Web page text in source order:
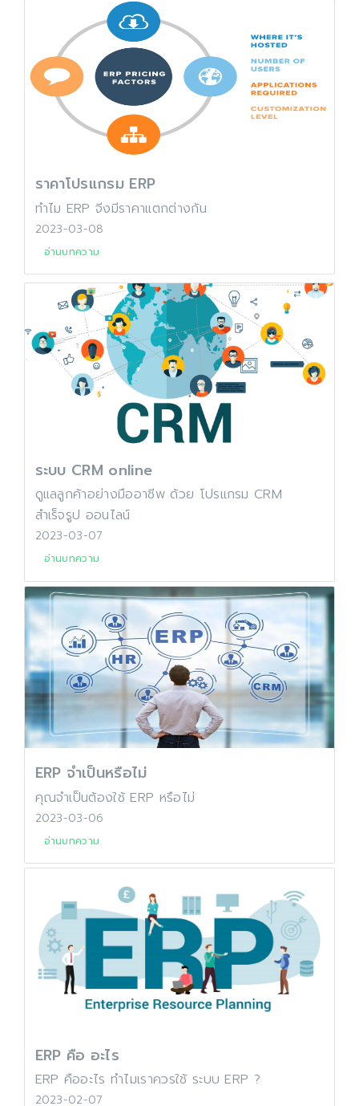
ราคาโปรแกรม ERP
ทำไม ERP จีงมีราคาแตกต่างกัน
2023-03-08
อ่านบทความ
ระบบ CRM online
ดูแลลูกค้าอย่างมืออาชีพ ด้วย โปรแกรม CRM
สำเร็จรูป ออนไลน์
2023-03-07
อ่านบทความ
ERP จำเป็นหรือไม่
คุณจำเป็นต้องใช้ ERP หรือไม่
2023-03-06
อ่านบทความ
ERP คือ อะไร
ERP คืออะไร ทำไมเราควรใช้ ระบบ ERP ?
2023-02-07